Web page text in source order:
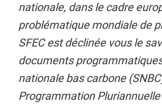
nationale, dans le cadre
problématique mondiale de
SFEC est déclinée vous le
documents
nationale bas carbone
Programmation Pluriannuelle